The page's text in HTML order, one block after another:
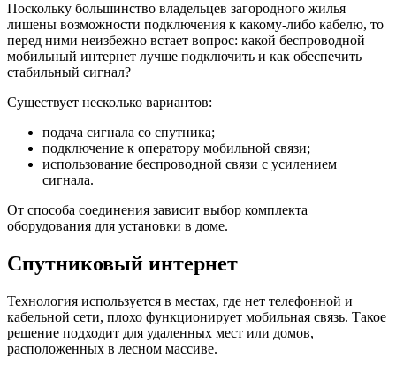
Поскольку большинство владельцев загородного жилья
лишены возможности подключения к какому-либо кабелю, то
перед ними неизбежно встает вопрос: какой беспроводной
мобильный интернет лучше подключить и как обеспечить
стабильный сигнал?
Существует несколько вариантов:
подача сигнала со спутника;
подключение к оператору мобильной связи;
использование беспроводной связи с усилением
сигнала.
От способа соединения зависит выбор комплекта
оборудования для установки в доме.
Спутниковый интернет
Технология используется в местах, где нет телефонной и
кабельной сети, плохо функционирует мобильная связь. Такое
решение подходит для удаленных мест или домов,
расположенных в лесном массиве.